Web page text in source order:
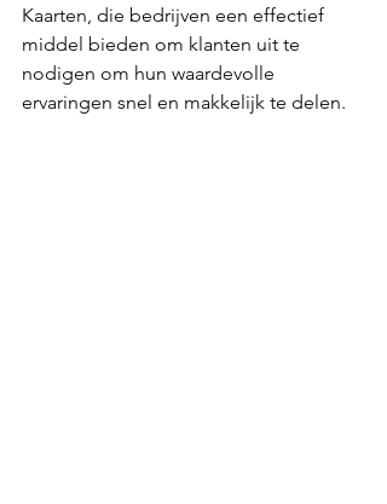
Kaarten, die bedrijven een effectief
middel bieden om klanten uit te
nodigen om hun waardevolle
ervaringen snel en makkelijk te delen.